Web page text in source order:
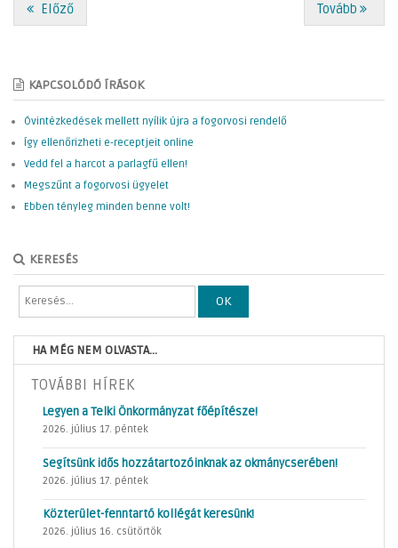
Előző Tovább
KAPCSOLÓDÓ ÍRÁSOK
Óvintézkedések mellett nyílik újra a fogorvosi rendelő
Így ellenőrizheti e-receptjeit online
Vedd fel a harcot a parlagfű ellen!
Megszűnt a fogorvosi ügyelet
Ebben tényleg minden benne volt!
KERESÉS
OK
HA MÉG NEM OLVASTA...
TOVÁBBI HÍREK
Legyen a Telki Önkormányzat főépítésze!
2026. július 17. péntek
Segítsünk idős hozzátartozóinknak az okmánycserében!
2026. július 17. péntek
Közterület-fenntartó kollégát keresünk!
2026. július 16. csütörtök